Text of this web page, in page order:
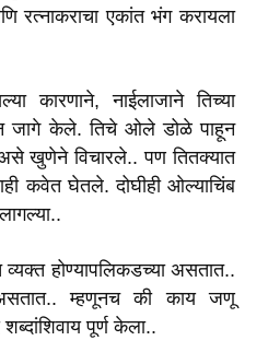
रत्नाकराचा एकांत भंग करायला
कारणाने, नाईलाजाने तिच्या
जागे केले. तिचे ओले डोळे पाहून
खुणेने विचारले.. पण तितक्यात
कवेत घेतले. दोघीही ओल्याचिंब
व्यक्त होण्यापलिकडच्या असतात..
म्हणूनच की काय जणू
पूर्ण केला..